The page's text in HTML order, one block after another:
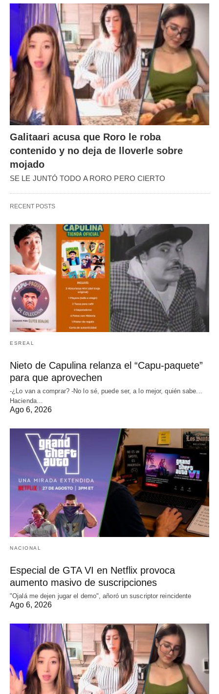
Galitaari acusa que Roro le roba
contenido y no deja de lloverle sobre
mojado
SE LE JUNTÓ TODO A RORO PERO CIERTO
RECENT POSTS
ESREAL
Nieto de Capulina relanza el “Capu-paquete”
para que aprovechen
-¿Lo van a comprar? -No lo sé, puede ser, a lo mejor, quién sabe...
Hacienda…
Ago 6, 2026
NACIONAL
Especial de GTA VI en Netflix provoca
aumento masivo de suscripciones
"Ojalá me dejen jugar el demo", añoró un suscriptor reincidente
Ago 6, 2026